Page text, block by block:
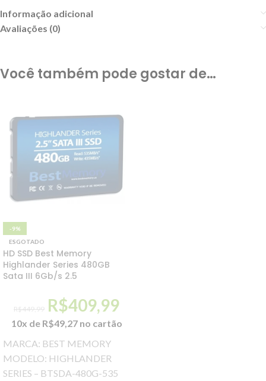
Informação adicional
Avaliações (0)
Você também pode gostar de…
-9%
ESGOTADO
HD SSD Best Memory
Highlander Series 480GB
Sata III 6Gb/s 2.5
R$449,99 R$409,99
10x de R$49,27 no cartão
MARCA: BEST MEMORY
MODELO: HIGHLANDER
SERIES – BTSDA-480G-535